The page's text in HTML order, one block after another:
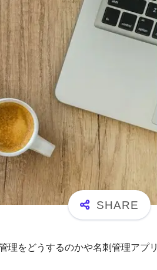
理をどうするのかや名刺管理アプリ